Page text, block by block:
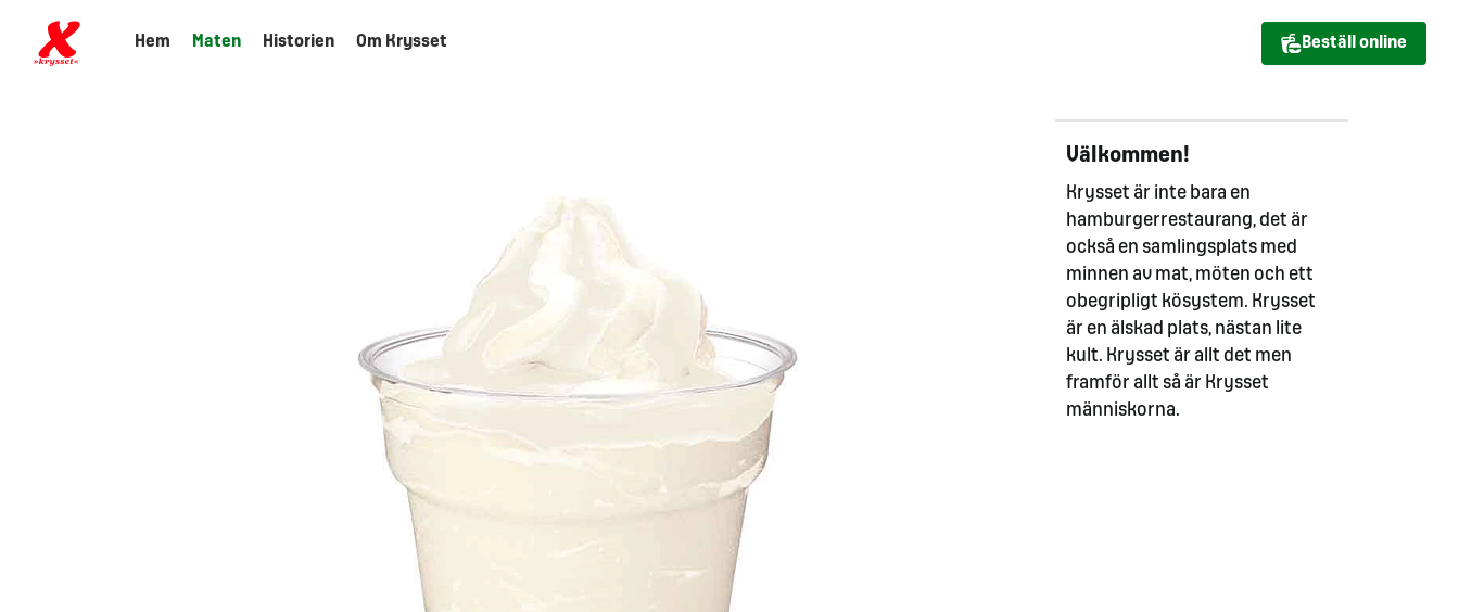
Hem Maten Historien Om Krysset Beställ online
Välkommen!
Krysset är inte bara en
hamburgerrestaurang, det är
också en samlingsplats med
minnen av mat, möten och ett
obegripligt kösystem. Krysset
är en älskad plats, nästan lite
kult. Krysset är allt det men
framför allt så är Krysset
människorna.